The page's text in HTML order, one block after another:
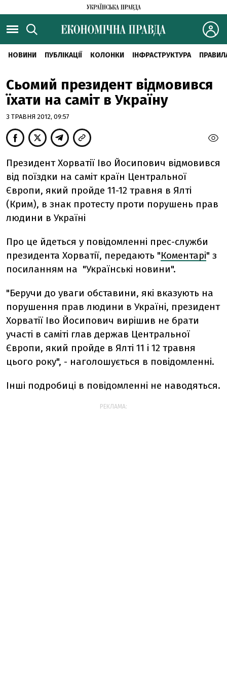
НОВИНИ ПУБЛІКАЦІЇ КОЛОНКИ ІНФРАСТРУКТУРА
Сьомий президент відмовився
їхати на саміт в Україну
3 ТРАВНЯ 2012, 09:57
Президент Хорватії Іво Йосипович відмовився
від поїздки на саміт країн Центральної
Європи, який пройде 11-12 травня в Ялті
(Крим), в знак протесту проти порушень прав
людини в Україні
Про це йдеться у повідомленні прес-служби
президента Хорватії, передають "Коментарі" з
посиланням на "Українські новини".
"Беручи до уваги обставини, які вказують на
порушення прав людини в Україні, президент
Хорватії Іво Йосипович вирішив не брати
участі в саміті глав держав Центральної
Європи, який пройде в Ялті 11 і 12 травня
цього року", - наголошується в повідомленні.
Інші подробиці в повідомленні не наводяться.
РЕКЛАМА: